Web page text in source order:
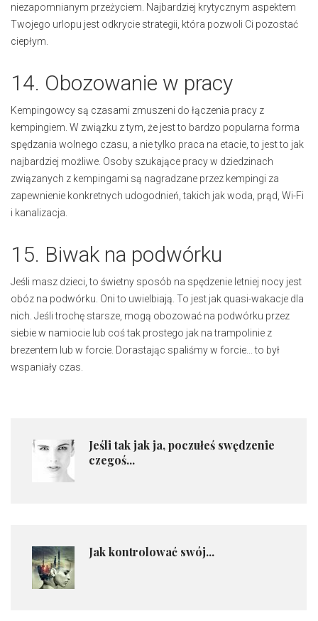
niezapomnianym przeżyciem. Najbardziej krytycznym aspektem
Twojego urlopu jest odkrycie strategii, która pozwoli Ci pozostać
ciepłym.
14. Obozowanie w pracy
Kempingowcy są czasami zmuszeni do łączenia pracy z
kempingiem. W związku z tym, że jest to bardzo popularna forma
spędzania wolnego czasu, a nie tylko praca na etacie, to jest to jak
najbardziej możliwe. Osoby szukające pracy w dziedzinach
związanych z kempingami są nagradzane przez kempingi za
zapewnienie konkretnych udogodnień, takich jak woda, prąd, Wi-Fi
i kanalizacja.
15. Biwak na podwórku
Jeśli masz dzieci, to świetny sposób na spędzenie letniej nocy jest
obóz na podwórku. Oni to uwielbiają. To jest jak quasi-wakacje dla
nich. Jeśli trochę starsze, mogą obozować na podwórku przez
siebie w namiocie lub coś tak prostego jak na trampolinie z
brezentem lub w forcie. Dorastając spaliśmy w forcie... to był
wspaniały czas.
Jeśli tak jak ja, poczułeś swędzenie
czegoś...
Jak kontrolować swój...